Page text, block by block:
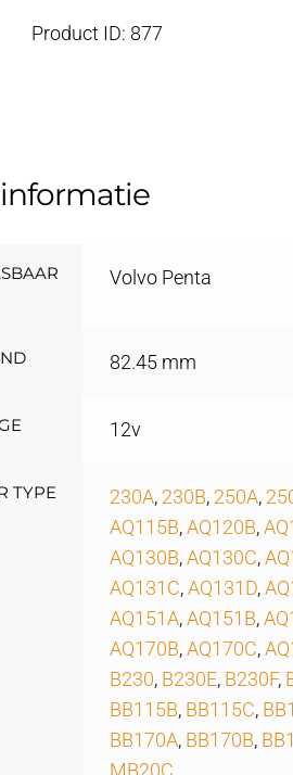
Product ID: 877
Volvo Penta
82.45 mm
12v
TYPE 230A, 230B, 250A,
AQ115B, AQ120B,
AQ130B, AQ130C,
AQ131C, AQ131D,
AQ151A, AQ151B,
AQ170B, AQ170C,
B230, B230E, B230F,
BB115B, BB115C,
BB170A, BB170B,
MB20C